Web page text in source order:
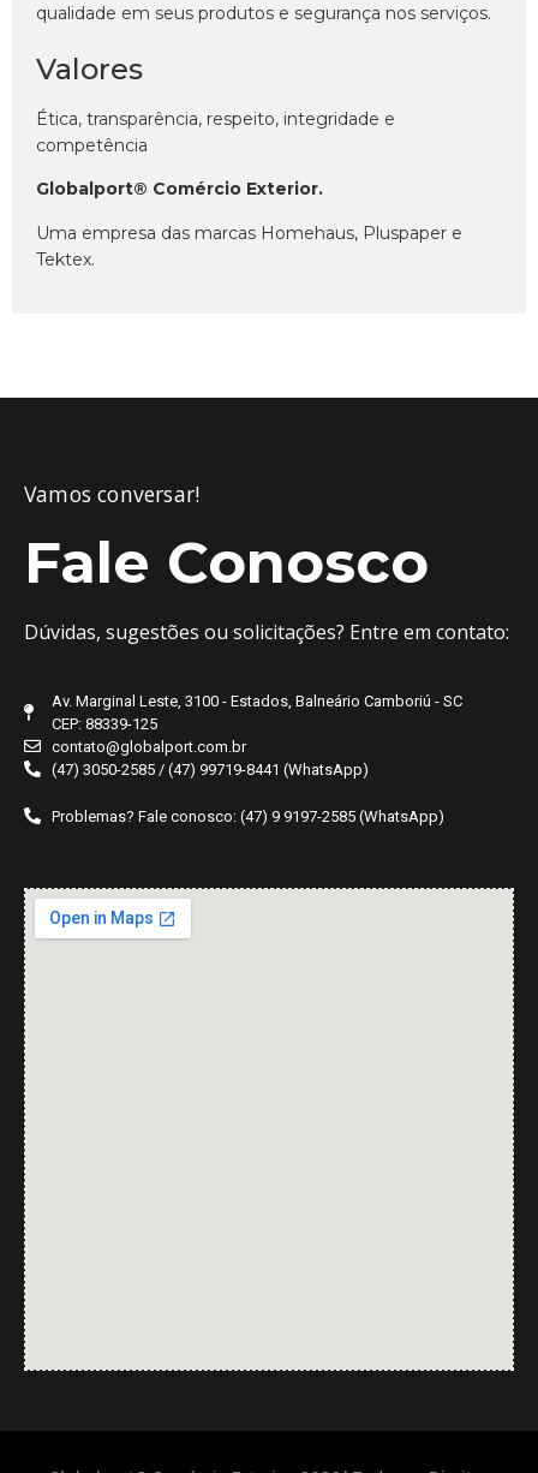
qualidade em seus produtos e segurança nos serviços.
Valores
Ética, transparência, respeito, integridade e
competência
Globalport® Comércio Exterior.
Uma empresa das marcas Homehaus, Pluspaper e
Tektex.
Vamos conversar!
Fale Conosco
Dúvidas, sugestões ou solicitações? Entre em contato:
Av. Marginal Leste, 3100 - Estados, Balneário Camboriú - SC
CEP: 88339-125
contato@globalport.com.br
(47) 3050-2585 / (47) 99719-8441 (WhatsApp)
Problemas? Fale conosco: (47) 9 9197-2585 (WhatsApp)